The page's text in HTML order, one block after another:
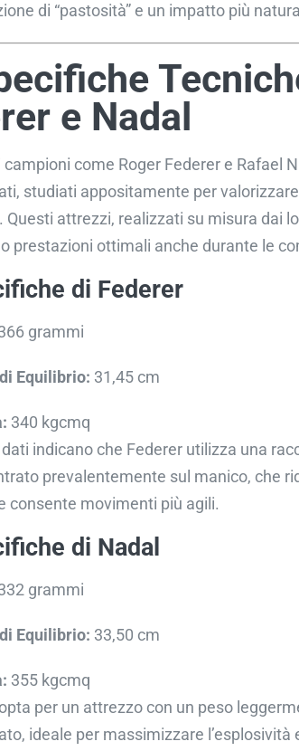
di “pastosità” e un impatto più
e Nadal
campioni come Roger Federer e Rafael
studiati appositamente per
Questi attrezzi, realizzati su misura dai
prestazioni ottimali anche durante le
di Federer
grammi
Equilibrio: 31,45 cm
340 kgcmq
indicano che Federer utilizza una
prevalentemente sul manico, che
consente movimenti più agili.
di Nadal
grammi
Equilibrio: 33,50 cm
355 kgcmq
per un attrezzo con un peso
ideale per massimizzare l’esplosività